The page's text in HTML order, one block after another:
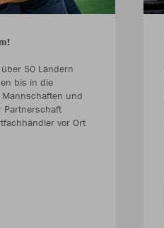
50 Ländern
bis in die
Mannschaften und
Partnerschaft
vor Ort